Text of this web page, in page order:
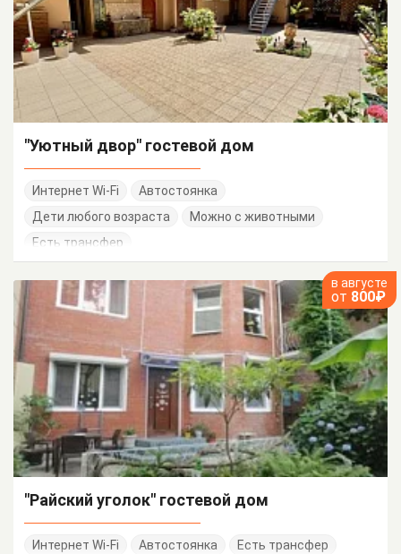
"Уютный двор" гостевой дом
Интернет Wi-Fi
Автостоянка
Дети любого возраста
Можно с животными
Есть трансфер
в августе
от 800₽
"Райский уголок" гостевой дом
Интернет Wi-Fi Автостоянка Есть трансфер